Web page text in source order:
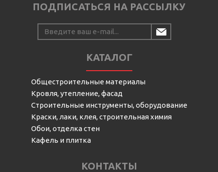
ПОДПИСАТЬСЯ НА РАССЫЛКУ
КАТАЛОГ
Общестроительные материалы
Кровля, утепление, фасад
Строительные инструменты, оборудование
Краски, лаки, клея, строительная химия
Обои, отделка стен
Кафель и плитка
КОНТАКТЫ